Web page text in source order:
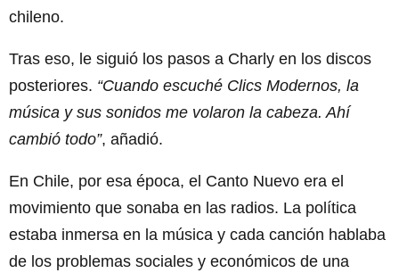
chileno.
Tras eso, le siguió los pasos a Charly en los discos
posteriores. “Cuando escuché Clics Modernos, la
música y sus sonidos me volaron la cabeza. Ahí
cambió todo”, añadió.
En Chile, por esa época, el Canto Nuevo era el
movimiento que sonaba en las radios. La política
estaba inmersa en la música y cada canción hablaba
de los problemas sociales y económicos de una